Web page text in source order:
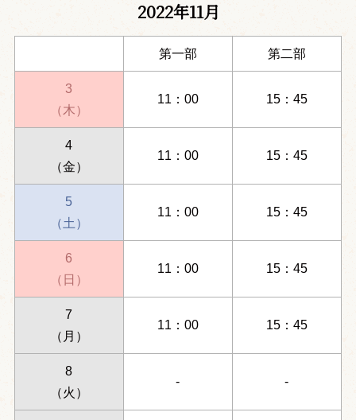
2022年11月
第一部 第二部
3
（木）
11：00 15：45
4
（金）
11：00 15：45
5
（土）
11：00 15：45
6
（日）
11：00 15：45
7
（月）
11：00 15：45
8
（火）
- -